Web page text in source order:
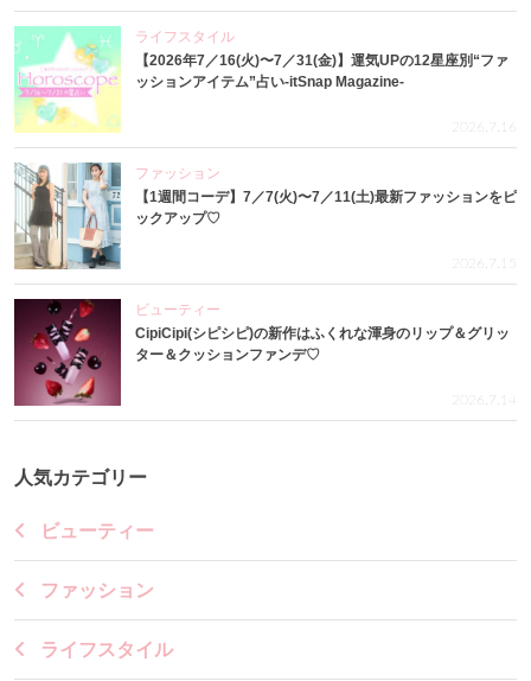
ライフスタイル
【2026年7／16(火)〜7／31(金)】運気UPの12星座別“ファ
ッションアイテム”占い-itSnap Magazine-
2026.7.16
ファッション
【1週間コーデ】7／7(火)〜7／11(土)最新ファッションをピ
ックアップ♡
2026.7.15
ビューティー
CipiCipi(シピシピ)の新作はふくれな渾身のリップ＆グリッ
ター＆クッションファンデ♡
2026.7.14
人気カテゴリー
ビューティー
ファッション
ライフスタイル